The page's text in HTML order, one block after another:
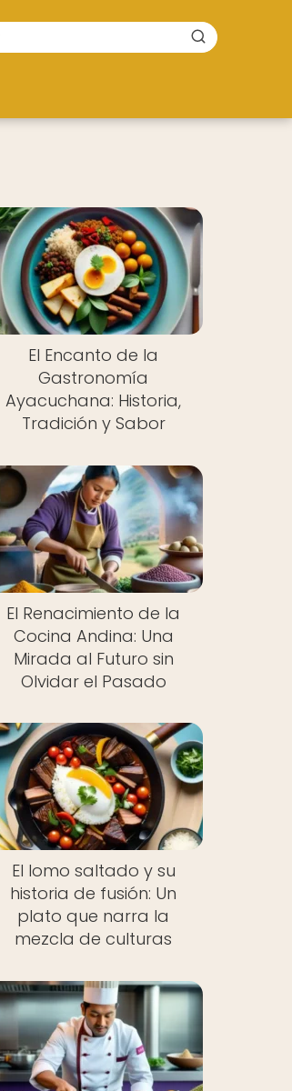
El Encanto de la
Gastronomía
Ayacuchana: Historia,
Tradición y Sabor
El Renacimiento de la
Cocina Andina: Una
Mirada al Futuro sin
Olvidar el Pasado
El lomo saltado y su
historia de fusión: Un
plato que narra la
mezcla de culturas